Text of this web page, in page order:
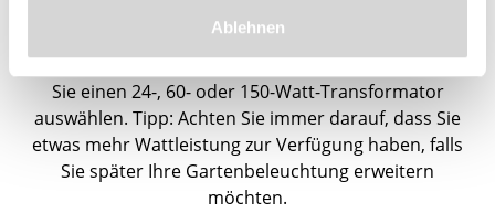
Ablehnen
Zubehörteile. Die Wattzahl ist in der Beschreibung der
jeweiligen Leuchte angegeben. Anschließend können
Sie einen 24-, 60- oder 150-Watt-Transformator
auswählen. Tipp: Achten Sie immer darauf, dass Sie
etwas mehr Wattleistung zur Verfügung haben, falls
Sie später Ihre Gartenbeleuchtung erweitern
möchten.